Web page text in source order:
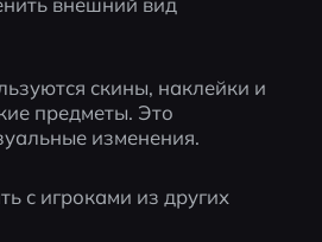
скины, наклейки и
предметы. Это
изменения.
с игроками из других